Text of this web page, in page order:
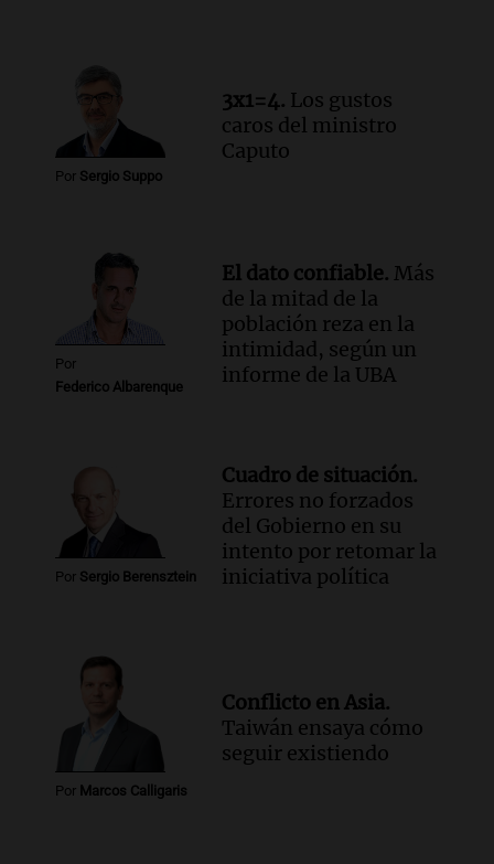
Panorama Federal
Episodios
Audio."Tiene que haber una
reglamentación": el reclamo del Kennel
Club por los criaderos de perros
Audio.Trump acusa a México de
perjudicar la economía estadounidense
y defiende sus aranceles
Panorama Federal
Episodios
Por Sergio Suppo
3x1=4. Los gustos
caros del ministro
Caputo
Por
Federico Albarenque
El dato confiable. Más
de la mitad de la
población reza en la
intimidad, según un
informe de la UBA
Por Sergio Berensztein
Cuadro de situación.
Errores no forzados
del Gobierno en su
intento por retomar la
iniciativa política
Por Marcos Calligaris
Conflicto en Asia.
Taiwán ensaya cómo
seguir existiendo